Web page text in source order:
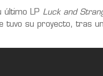
último LP Luck and
tuvo su proyecto, tras